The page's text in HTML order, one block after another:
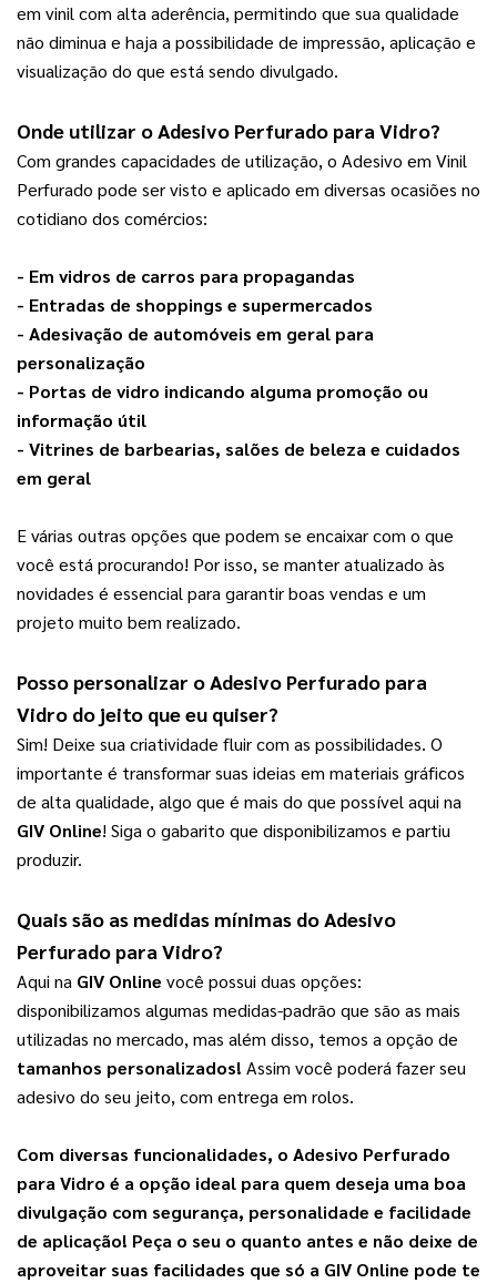
em vinil com alta aderência, permitindo que sua qualidade
não diminua e haja a possibilidade de impressão, aplicação e
visualização do que está sendo divulgado.
Onde utilizar o Adesivo Perfurado para Vidro?
Com grandes capacidades de utilização, o Adesivo em Vinil
Perfurado pode ser visto e aplicado em diversas ocasiões no
cotidiano dos comércios:
- Em vidros de carros para propagandas
- Entradas de shoppings e supermercados
- Adesivação de automóveis em geral para
personalização
- Portas de vidro indicando alguma promoção ou
informação útil
- Vitrines de barbearias, salões de beleza e cuidados
em geral
E várias outras opções que podem se encaixar com o que
você está procurando! Por isso, se manter atualizado às
novidades é essencial para garantir boas vendas e um
projeto muito bem realizado.
Posso personalizar o Adesivo Perfurado para
Vidro do jeito que eu quiser?
Sim! Deixe sua criatividade fluir com as possibilidades. O
importante é transformar suas ideias em materiais gráficos
GIV Online! Siga o gabarito que disponibilizamos e partiu
produzir.
Quais são as medidas mínimas do Adesivo
Perfurado para Vidro?
Aqui na GIV Online você possui duas opções:
disponibilizamos algumas medidas-padrão que são as mais
tamanhos personalizados! Assim você poderá fazer seu
adesivo do seu jeito, com entrega em rolos.
Com diversas funcionalidades, o Adesivo Perfurado
para Vidro é a opção ideal para quem deseja uma boa
divulgação com segurança, personalidade e facilidade
de aplicação! Peça o seu o quanto antes e não deixe de
aproveitar suas facilidades que só a GIV Online pode te